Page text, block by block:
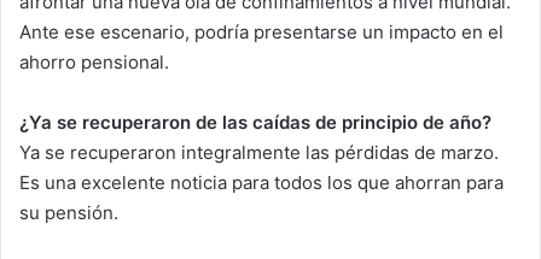
Ante ese escenario, podría presentarse un impacto en el
ahorro pensional.
¿Ya se recuperaron de las caídas de principio de año?
Ya se recuperaron integralmente las pérdidas de marzo.
Es una excelente noticia para todos los que ahorran para
su pensión.